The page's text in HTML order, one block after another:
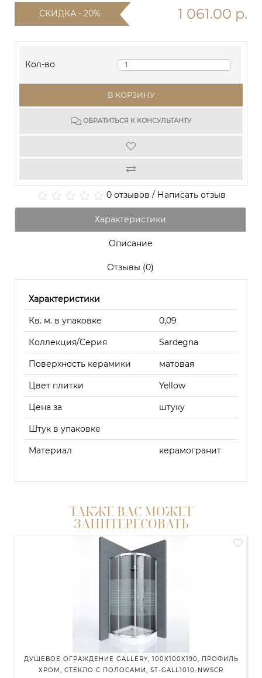
СКИДКА - 20% 1 061.00 р.
Кол-во
В КОРЗИНУ
ОБРАТИТЬСЯ К КОНСУЛЬТАНТУ
0 отзывов / Написать отзыв
Характеристики
Описание
Отзывы (0)
Характеристики
Кв. м. в упаковке 0,09
Коллекция/Серия Sardegna
Поверхность керамики матовая
Цвет плитки Yellow
Цена за штуку
Штук в упаковке
Материал керамогранит
ТАКЖЕ ВАС МОЖЕТ
ЗАИНТЕРЕСОВАТЬ
ДУШЕВОЕ ОГРАЖДЕНИЕ GALLERY, 100X100X190, ПРОФИЛЬ
ХРОМ, СТЕКЛО С ПОЛОСАМИ, ST-GALL1010-NWSCR